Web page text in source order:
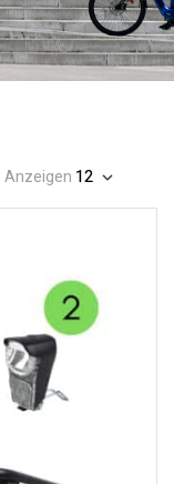
Anzeigen 12